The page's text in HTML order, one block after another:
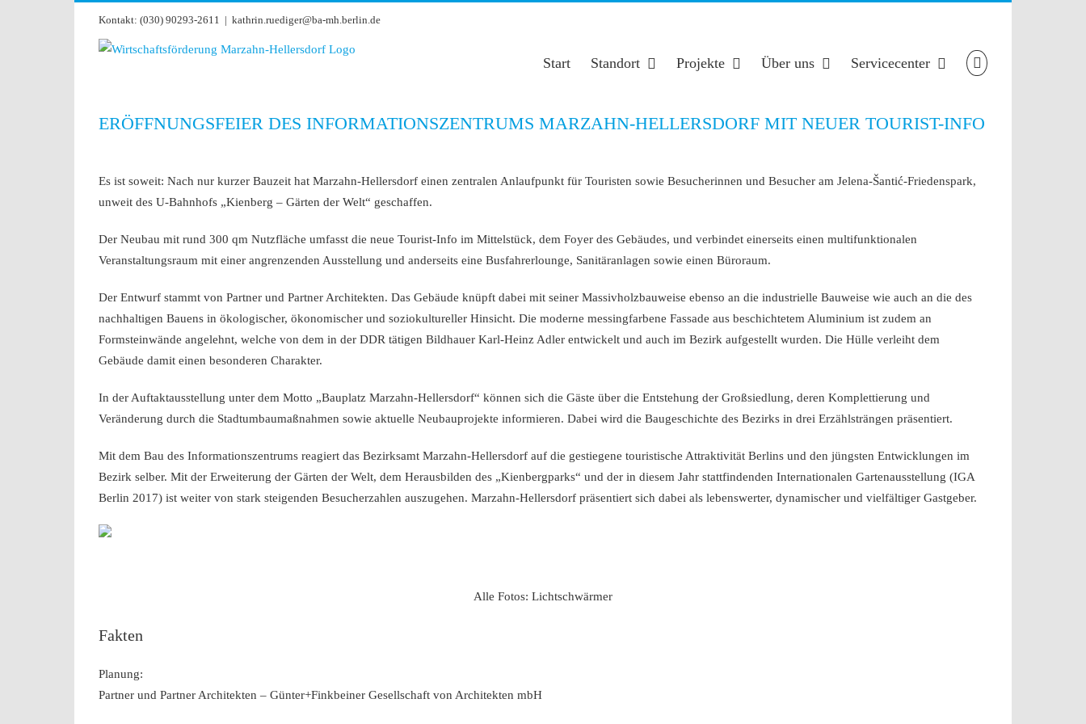
Kontakt: (030) 90293-2611 | kathrin.ruediger@ba-mh.berlin.de
Start Standort Projekte Über uns Servicecenter
ERÖFFNUNGSFEIER DES INFORMATIONSZENTRUMS MARZAHN-HELLERSDORF MIT NEUER TOURIST-INFO
grösseres
Bild
Es ist soweit: Nach nur kurzer Bauzeit hat Marzahn-Hellersdorf einen zentralen Anlaufpunkt für Touristen sowie Besucherinnen und Besucher am Jelena-Šantić-Friedenspark,
unweit des U-Bahnhofs „Kienberg – Gärten der Welt“ geschaffen.
Der Neubau mit rund 300 qm Nutzfläche umfasst die neue Tourist-Info im Mittelstück, dem Foyer des Gebäudes, und verbindet einerseits einen multifunktionalen
Veranstaltungsraum mit einer angrenzenden Ausstellung und anderseits eine Busfahrerlounge, Sanitäranlagen sowie einen Büroraum.
Der Entwurf stammt von Partner und Partner Architekten. Das Gebäude knüpft dabei mit seiner Massivholzbauweise ebenso an die industrielle Bauweise wie auch an die des
nachhaltigen Bauens in ökologischer, ökonomischer und soziokultureller Hinsicht. Die moderne messingfarbene Fassade aus beschichtetem Aluminium ist zudem an
Formsteinwände angelehnt, welche von dem in der DDR tätigen Bildhauer Karl-Heinz Adler entwickelt und auch im Bezirk aufgestellt wurden. Die Hülle verleiht dem
Gebäude damit einen besonderen Charakter.
In der Auftaktausstellung unter dem Motto „Bauplatz Marzahn-Hellersdorf“ können sich die Gäste über die Entstehung der Großsiedlung, deren Komplettierung und
Veränderung durch die Stadtumbaumaßnahmen sowie aktuelle Neubauprojekte informieren. Dabei wird die Baugeschichte des Bezirks in drei Erzählsträngen präsentiert.
Mit dem Bau des Informationszentrums reagiert das Bezirksamt Marzahn-Hellersdorf auf die gestiegene touristische Attraktivität Berlins und den jüngsten Entwicklungen im
Bezirk selber. Mit der Erweiterung der Gärten der Welt, dem Herausbilden des „Kienbergparks“ und der in diesem Jahr stattfindenden Internationalen Gartenausstellung (IGA
Berlin 2017) ist weiter von stark steigenden Besucherzahlen auszugehen. Marzahn-Hellersdorf präsentiert sich dabei als lebenswerter, dynamischer und vielfältiger Gastgeber.
Alle Fotos: Lichtschwärmer
Fakten
Planung:
Partner und Partner Architekten – Günter+Finkbeiner Gesellschaft von Architekten mbH